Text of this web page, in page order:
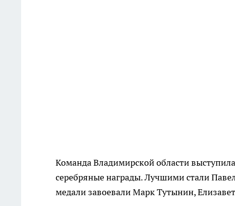
Команда Владимирской области
серебряные награды. Лучшими стали
медали завоевали Марк Тутынин,